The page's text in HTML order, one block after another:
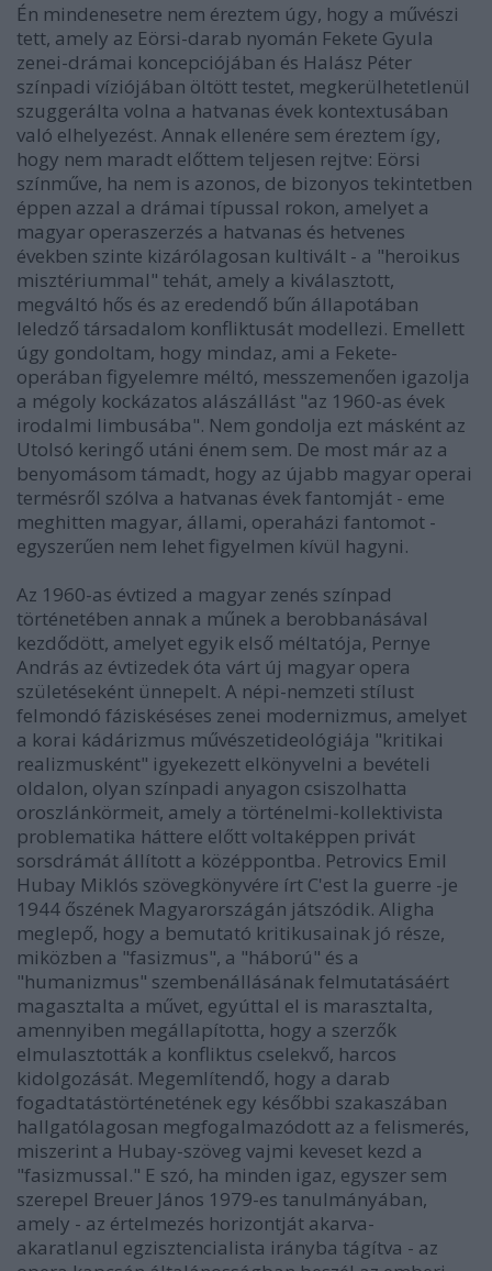
Én mindenesetre nem éreztem úgy, hogy a művészi
tett, amely az Eörsi-darab nyomán Fekete Gyula
zenei-drámai koncepciójában és Halász Péter
színpadi víziójában öltött testet, megkerülhetetlenül
szuggerálta volna a hatvanas évek kontextusában
való elhelyezést. Annak ellenére sem éreztem így,
hogy nem maradt előttem teljesen rejtve: Eörsi
színműve, ha nem is azonos, de bizonyos tekintetben
éppen azzal a drámai típussal rokon, amelyet a
magyar operaszerzés a hatvanas és hetvenes
években szinte kizárólagosan kultivált - a "heroikus
misztériummal" tehát, amely a kiválasztott,
megváltó hős és az eredendő bűn állapotában
leledző társadalom konfliktusát modellezi. Emellett
úgy gondoltam, hogy mindaz, ami a Fekete-
operában figyelemre méltó, messzemenően igazolja
a mégoly kockázatos alászállást "az 1960-as évek
irodalmi limbusába". Nem gondolja ezt másként az
Utolsó keringő utáni énem sem. De most már az a
benyomásom támadt, hogy az újabb magyar operai
termésről szólva a hatvanas évek fantomját - eme
meghitten magyar, állami, operaházi fantomot -
egyszerűen nem lehet figyelmen kívül hagyni.
Az 1960-as évtized a magyar zenés színpad
történetében annak a műnek a berobbanásával
kezdődött, amelyet egyik első méltatója, Pernye
András az évtizedek óta várt új magyar opera
születéseként ünnepelt. A népi-nemzeti stílust
felmondó fáziskéséses zenei modernizmus, amelyet
a korai kádárizmus művészetideológiája "kritikai
realizmusként" igyekezett elkönyvelni a bevételi
oldalon, olyan színpadi anyagon csiszolhatta
oroszlánkörmeit, amely a történelmi-kollektivista
problematika háttere előtt voltaképpen privát
sorsdrámát állított a középpontba. Petrovics Emil
Hubay Miklós szövegkönyvére írt C'est la guerre -je
1944 őszének Magyarországán játszódik. Aligha
meglepő, hogy a bemutató kritikusainak jó része,
miközben a "fasizmus", a "háború" és a
"humanizmus" szembenállásának felmutatásáért
magasztalta a művet, egyúttal el is marasztalta,
amennyiben megállapította, hogy a szerzők
elmulasztották a konfliktus cselekvő, harcos
kidolgozását. Megemlítendő, hogy a darab
fogadtatástörténetének egy későbbi szakaszában
hallgatólagosan megfogalmazódott az a felismerés,
miszerint a Hubay-szöveg vajmi keveset kezd a
"fasizmussal." E szó, ha minden igaz, egyszer sem
szerepel Breuer János 1979-es tanulmányában,
amely - az értelmezés horizontját akarva-
akaratlanul egzisztencialista irányba tágítva - az